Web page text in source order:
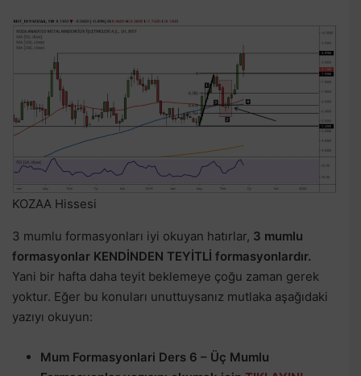
KOZAA Hissesi
3 mumlu formasyonları iyi okuyan hatırlar, 3 mumlu
formasyonlar KENDİNDEN TEYİTLİ formasyonlardır.
Yani bir hafta daha teyit beklemeye çoğu zaman gerek
yoktur. Eğer bu konuları unuttuysanız mutlaka aşağıdaki
yazıyı okuyun:
Mum Formasyonlari Ders 6 – Üç Mumlu